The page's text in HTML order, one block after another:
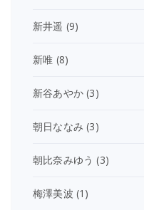
新井遥 (9)
新唯 (8)
新谷あやか (3)
朝日ななみ (3)
朝比奈みゆう (3)
梅澤美波 (1)